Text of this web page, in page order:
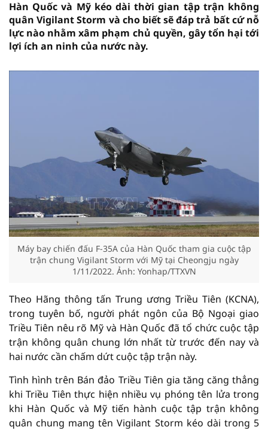
Hàn Quốc và Mỹ kéo dài thời gian tập trận không
quân Vigilant Storm và cho biết sẽ đáp trả bất cứ nỗ
lực nào nhằm xâm phạm chủ quyền, gây tổn hại tới
lợi ích an ninh của nước này.
Máy bay chiến đấu F-35A của Hàn Quốc tham gia cuộc tập
trận chung Vigilant Storm với Mỹ tại Cheongju ngày
1/11/2022. Ảnh: Yonhap/TTXVN
Theo Hãng thông tấn Trung ương Triều Tiên (KCNA),
trong tuyên bố, người phát ngôn của Bộ Ngoại giao
Triều Tiên nêu rõ Mỹ và Hàn Quốc đã tổ chức cuộc tập
trận không quân chung lớn nhất từ trước đến nay và
hai nước cần chấm dứt cuộc tập trận này.
Tình hình trên Bán đảo Triều Tiên gia tăng căng thẳng
khi Triều Tiên thực hiện nhiều vụ phóng tên lửa trong
khi Hàn Quốc và Mỹ tiến hành cuộc tập trận không
quân chung mang tên Vigilant Storm kéo dài trong 5